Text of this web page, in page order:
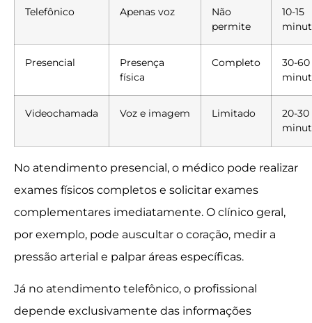
Telefônico Apenas voz
Não
permite
10-15
Presencial
Presença
física
Completo
30-60
Videochamada Voz e imagem Limitado
20-30
No atendimento presencial, o médico pode realizar
exames físicos completos e solicitar exames
complementares imediatamente. O clínico geral,
por exemplo, pode auscultar o coração, medir a
pressão arterial e palpar áreas específicas.
Já no atendimento telefônico, o profissional
depende exclusivamente das informações